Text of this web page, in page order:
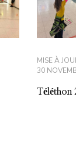
MISE À
30
Téléthon